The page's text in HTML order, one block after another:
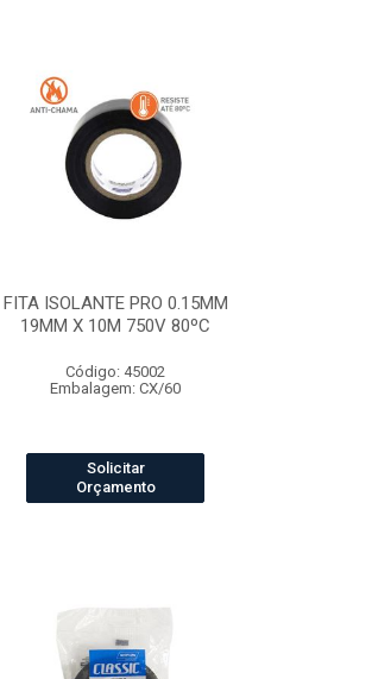
FITA ISOLANTE PRO 0.15MM
19MM X 10M 750V 80ºC
Código: 45002
Embalagem: CX/60
Solicitar
Orçamento